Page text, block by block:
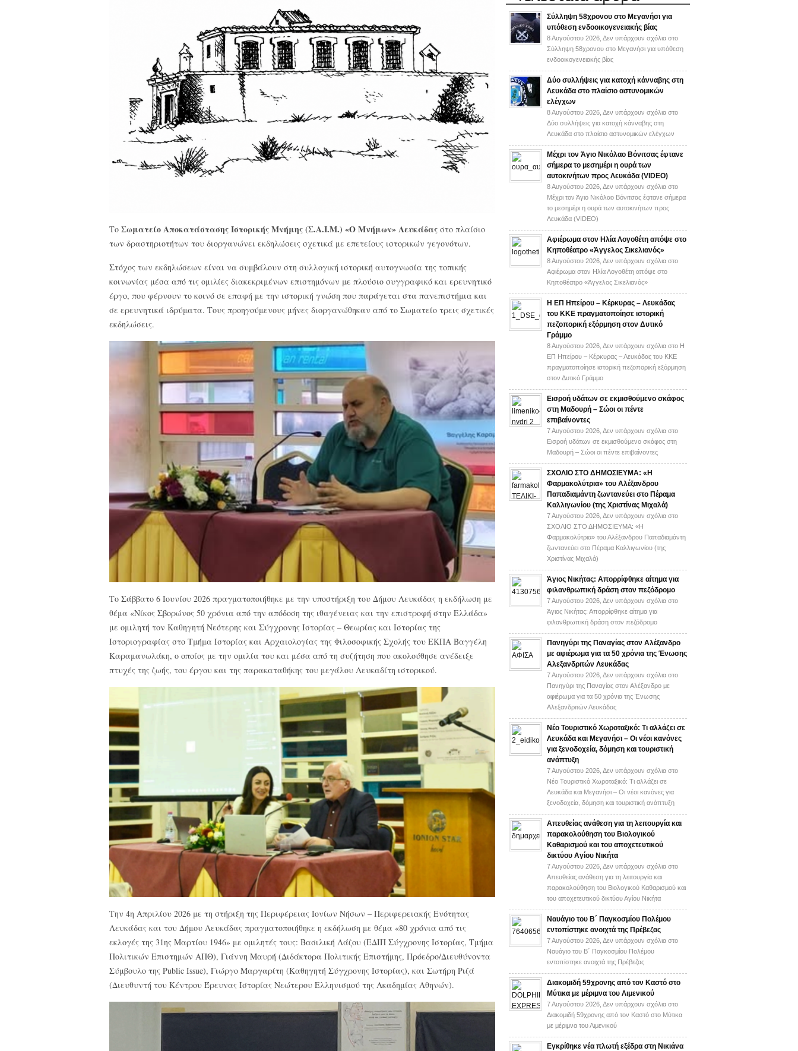
Το Σωματείο Αποκατάστασης Ιστορικής Μνήμης (Σ.Α.Ι.Μ.) «Ο Μνήμων» Λευκάδας στο πλαίσιο
των δραστηριοτήτων του διοργανώνει εκδηλώσεις σχετικά με επετείους ιστορικών γεγονότων.
Στόχος των εκδηλώσεων είναι να συμβάλουν στη συλλογική ιστορική αυτογνωσία της τοπικής
κοινωνίας μέσα από τις ομιλίες διακεκριμένων επιστημόνων με πλούσιο συγγραφικό και ερευνητικό
έργο, που φέρνουν το κοινό σε επαφή με την ιστορική γνώση που παράγεται στα πανεπιστήμια και
σε ερευνητικά ιδρύματα. Τους προηγούμενους μήνες διοργανώθηκαν από το Σωματείο τρεις σχετικές
εκδηλώσεις.
Το Σάββατο 6 Ιουνίου 2026 πραγματοποιήθηκε με την υποστήριξη του Δήμου Λευκάδας η εκδήλωση με
θέμα «Νίκος Σβορώνος 50 χρόνια από την απόδοση της ιθαγένειας και την επιστροφή στην Ελλάδα»
με ομιλητή τον Καθηγητή Νεότερης και Σύγχρονης Ιστορίας – Θεωρίας και Ιστορίας της
Ιστοριογραφίας στο Τμήμα Ιστορίας και Αρχαιολογίας της Φιλοσοφικής Σχολής του ΕΚΠΑ Βαγγέλη
Καραμανωλάκη, ο οποίος με την ομιλία του και μέσα από τη συζήτηση που ακολούθησε ανέδειξε
πτυχές της ζωής, του έργου και της παρακαταθήκης του μεγάλου Λευκαδίτη ιστορικού.
Την 4η Απριλίου 2026 με τη στήριξη της Περιφέρειας Ιονίων Νήσων – Περιφερειακής Ενότητας
Λευκάδας και του Δήμου Λευκάδας πραγματοποιήθηκε η εκδήλωση με θέμα «80 χρόνια από τις
εκλογές της 31ης Μαρτίου 1946» με ομιλητές τους: Βασιλική Λάζου (ΕΔΙΠ Σύγχρονης Ιστορίας, Τμήμα
Πολιτικών Επιστημών ΑΠΘ), Γιάννη Μαυρή (Διδάκτορα Πολιτικής Επιστήμης, Πρόεδρο/Διευθύνοντα
Σύμβουλο της Public Issue), Γιώργο Μαργαρίτη (Καθηγητή Σύγχρονης Ιστορίας), και Σωτήρη Ριζά
(Διευθυντή του Κέντρου Έρευνας Ιστορίας Νεώτερου Ελληνισμού της Ακαδημίας Αθηνών).
Σύλληψη 58χρονου στο Μεγανήσι για
υπόθεση ενδοοικογενειακής βίας
8 Αυγούστου 2026, Δεν υπάρχουν σχόλια στο
Σύλληψη 58χρονου στο Μεγανήσι για υπόθεση
ενδοοικογενειακής βίας
Δύο συλλήψεις για κατοχή κάνναβης στη
Λευκάδα στο πλαίσιο αστυνομικών
ελέγχων
8 Αυγούστου 2026, Δεν υπάρχουν σχόλια στο
Δύο συλλήψεις για κατοχή κάνναβης στη
Λευκάδα στο πλαίσιο αστυνομικών ελέγχων
Mέχρι τον Άγιο Νικόλαο Βόνιτσας έφτανε
σήμερα το μεσημέρι η ουρά των
αυτοκινήτων προς Λευκάδα (VIDEO)
8 Αυγούστου 2026, Δεν υπάρχουν σχόλια στο
Mέχρι τον Άγιο Νικόλαο Βόνιτσας έφτανε σήμερα
το μεσημέρι η ουρά των αυτοκινήτων προς
Λευκάδα (VIDEO)
Αφιέρωμα στον Ηλία Λογοθέτη απόψε στο
Κηποθέατρο «Άγγελος Σικελιανός»
8 Αυγούστου 2026, Δεν υπάρχουν σχόλια στο
Αφιέρωμα στον Ηλία Λογοθέτη απόψε στο
Κηποθέατρο «Άγγελος Σικελιανός»
Η ΕΠ Ηπείρου – Κέρκυρας – Λευκάδας
του ΚΚΕ πραγματοποίησε ιστορική
πεζοπορική εξόρμηση στον Δυτικό
Γράμμο
8 Αυγούστου 2026, Δεν υπάρχουν σχόλια στο Η
ΕΠ Ηπείρου – Κέρκυρας – Λευκάδας του ΚΚΕ
πραγματοποίησε ιστορική πεζοπορική εξόρμηση
στον Δυτικό Γράμμο
Εισροή υδάτων σε εκμισθούμενο σκάφος
στη Μαδουρή – Σώοι οι πέντε
επιβαίνοντες
7 Αυγούστου 2026, Δεν υπάρχουν σχόλια στο
Εισροή υδάτων σε εκμισθούμενο σκάφος στη
Μαδουρή – Σώοι οι πέντε επιβαίνοντες
ΣΧΟΛΙΟ ΣΤΟ ΔΗΜΟΣΙΕΥΜΑ: «Η
Φαρμακολύτρια» του Αλέξανδρου
Παπαδιαμάντη ζωντανεύει στο Πέραμα
Καλλιγωνίου (της Χριστίνας Μιχαλά)
7 Αυγούστου 2026, Δεν υπάρχουν σχόλια στο
ΣΧΟΛΙΟ ΣΤΟ ΔΗΜΟΣΙΕΥΜΑ: «Η
Φαρμακολύτρια» του Αλέξανδρου Παπαδιαμάντη
ζωντανεύει στο Πέραμα Καλλιγωνίου (της
Χριστίνας Μιχαλά)
Άγιος Νικήτας: Απορρίφθηκε αίτημα για
φιλανθρωπική δράση στον πεζόδρομο
7 Αυγούστου 2026, Δεν υπάρχουν σχόλια στο
Άγιος Νικήτας: Απορρίφθηκε αίτημα για
φιλανθρωπική δράση στον πεζόδρομο
Πανηγύρι της Παναγίας στον Αλέξανδρο
με αφιέρωμα για τα 50 χρόνια της Ένωσης
Αλεξανδριτών Λευκάδας
7 Αυγούστου 2026, Δεν υπάρχουν σχόλια στο
Πανηγύρι της Παναγίας στον Αλέξανδρο με
αφιέρωμα για τα 50 χρόνια της Ένωσης
Αλεξανδριτών Λευκάδας
Νέο Τουριστικό Χωροταξικό: Τι αλλάζει σε
Λευκάδα και Μεγανήσι – Οι νέοι κανόνες
για ξενοδοχεία, δόμηση και τουριστική
ανάπτυξη
7 Αυγούστου 2026, Δεν υπάρχουν σχόλια στο
Νέο Τουριστικό Χωροταξικό: Τι αλλάζει σε
Λευκάδα και Μεγανήσι – Οι νέοι κανόνες για
ξενοδοχεία, δόμηση και τουριστική ανάπτυξη
Απευθείας ανάθεση για τη λειτουργία και
παρακολούθηση του Βιολογικού
Καθαρισμού και του αποχετευτικού
δικτύου Αγίου Νικήτα
7 Αυγούστου 2026, Δεν υπάρχουν σχόλια στο
Απευθείας ανάθεση για τη λειτουργία και
παρακολούθηση του Βιολογικού Καθαρισμού και
του αποχετευτικού δικτύου Αγίου Νικήτα
Ναυάγιο του Β΄ Παγκοσμίου Πολέμου
εντοπίστηκε ανοιχτά της Πρέβεζας
7 Αυγούστου 2026, Δεν υπάρχουν σχόλια στο
Ναυάγιο του Β΄ Παγκοσμίου Πολέμου
εντοπίστηκε ανοιχτά της Πρέβεζας
Διακομιδή 59χρονης από τον Καστό στο
Μύτικα με μέριμνα του Λιμενικού
7 Αυγούστου 2026, Δεν υπάρχουν σχόλια στο
Διακομιδή 59χρονης από τον Καστό στο Μύτικα
με μέριμνα του Λιμενικού
Εγκρίθηκε νέα πλωτή εξέδρα στη Νικιάνα